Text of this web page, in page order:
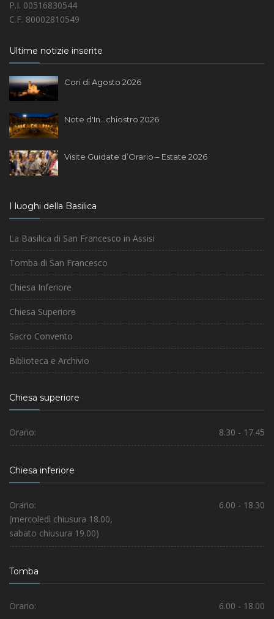
P.I. 00516830544
C.F. 80002810549
Ultime notizie inserite
Cori di Agosto 2026
Note d'In...chiostro 2026
Visite Guidate d’Orario – Estate 2026
I luoghi della Basilica
La Basilica di San Francesco in Assisi
Tomba di San Francesco
Chiesa Inferiore
Chiesa Superiore
Sacro Convento
Biblioteca e Archivio
Chiesa superiore
Orario: 8.30 - 17.45
Chiesa inferiore
Orario:
6.00 - 18.30
(mercoledì chiusura 18.00,
sabato chiusura 19.00)
Tomba
Orario: 6.00 - 18.00